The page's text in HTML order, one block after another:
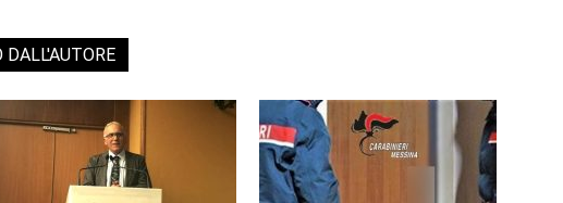
DALL'AUTORE